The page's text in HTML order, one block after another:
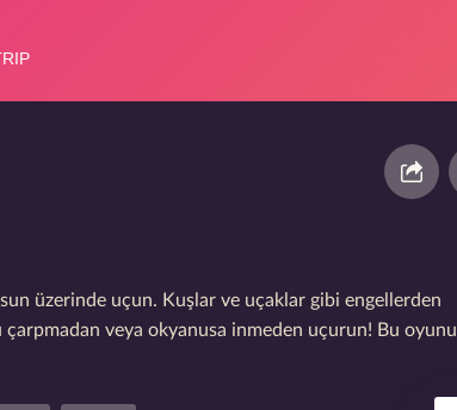
üzerinde uçun. Kuşlar ve uçaklar gibi engellerden
çarpmadan veya okyanusa inmeden uçurun! Bu oyunu